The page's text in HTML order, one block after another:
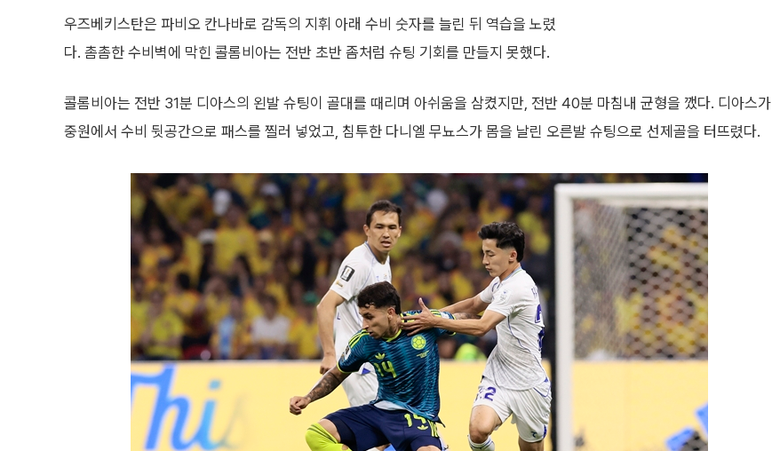
우즈베키스탄은 파비오 칸나바로 감독의 지휘 아래 수비 숫자를 늘린 뒤 역습을 노렸
다. 촘촘한 수비벽에 막힌 콜롬비아는 전반 초반 좀처럼 슈팅 기회를 만들지 못했다.
콜롬비아는 전반 31분 디아스의 왼발 슈팅이 골대를 때리며 아쉬움을 삼켰지만, 전반 40분 마침내 균형을 깼다. 디아스가
중원에서 수비 뒷공간으로 패스를 찔러 넣었고, 침투한 다니엘 무뇨스가 몸을 날린 오른발 슈팅으로 선제골을 터뜨렸다.